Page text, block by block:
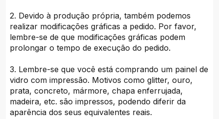
2. Devido à produção própria, também podemos
realizar modificações gráficas a pedido. Por favor,
lembre-se de que modificações gráficas podem
prolongar o tempo de execução do pedido.
3. Lembre-se que você está comprando um painel de
vidro com impressão. Motivos como glitter, ouro,
prata, concreto, mármore, chapa enferrujada,
madeira, etc. são impressos, podendo diferir da
aparência dos seus equivalentes reais.